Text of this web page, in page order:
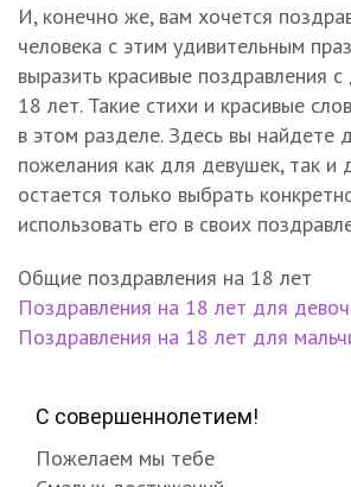
И, конечно же, вам хочется
человека с этим удивительным
выразить красивые поздравления
18 лет. Такие стихи и красивые
в этом разделе. Здесь вы найдете
пожелания как для девушек, так
остается только выбрать
использовать его в своих
Общие поздравления на 18 лет
Поздравления на 18 лет для
Поздравления на 18 лет для
С совершеннолетием!
Пожелаем мы тебе